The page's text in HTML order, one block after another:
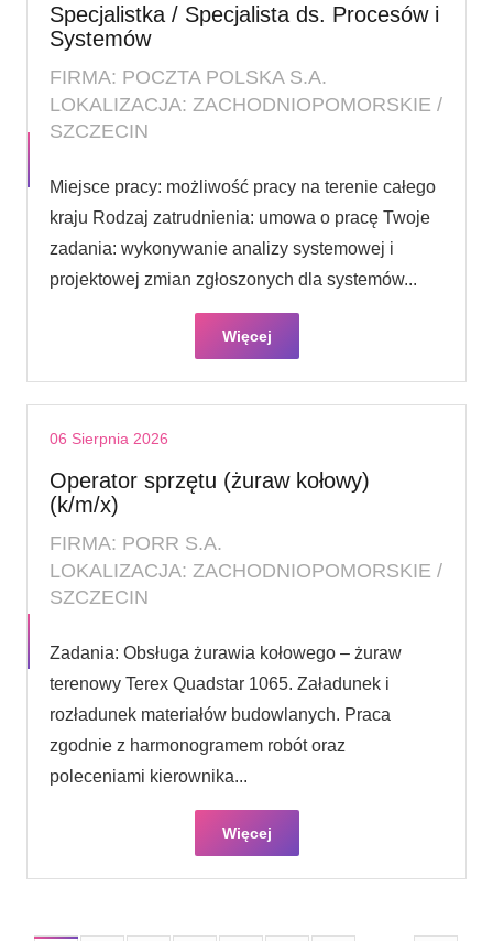
Specjalistka / Specjalista ds. Procesów i
Systemów
FIRMA: POCZTA POLSKA S.A.
LOKALIZACJA: ZACHODNIOPOMORSKIE /
SZCZECIN
Miejsce pracy: możliwość pracy na terenie całego
kraju Rodzaj zatrudnienia: umowa o pracę Twoje
zadania: wykonywanie analizy systemowej i
projektowej zmian zgłoszonych dla systemów...
Więcej
06 Sierpnia 2026
Operator sprzętu (żuraw kołowy)
(k/m/x)
FIRMA: PORR S.A.
LOKALIZACJA: ZACHODNIOPOMORSKIE /
SZCZECIN
Zadania: Obsługa żurawia kołowego – żuraw
terenowy Terex Quadstar 1065. Załadunek i
rozładunek materiałów budowlanych. Praca
zgodnie z harmonogramem robót oraz
poleceniami kierownika...
Więcej